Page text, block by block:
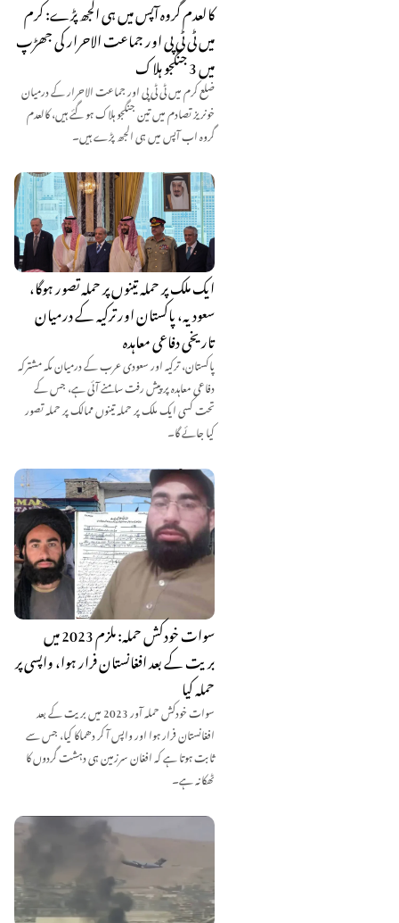
کالعدم گروہ آپس میں ہی الجھ پڑے: کرم
میں ٹی ٹی پی اور جماعت الاحرار کی جھڑپ
میں 3 جنگجو ہلاک
ضلع کرم میں ٹی ٹی پی اور جماعت الاحرار کے درمیان
خونریز تصادم میں تین جنگجو ہلاک ہو گئے ہیں، کالعدم
گروہ اب آپس میں ہی الجھ پڑے ہیں۔
ایک ملک پر حملہ تینوں پر حملہ تصور ہوگا،
سعودیہ، پاکستان اور ترکیہ کے درمیان
تاریخی دفاعی معاہدہ
پاکستان، ترکیہ اور سعودی عرب کے درمیان مکہ مشترکہ
دفاعی معاہدہ پر پیش رفت سامنے آئی ہے، جس کے
تحت کسی ایک ملک پر حملہ تینوں ممالک پر حملہ تصور
کیا جائے گا۔
سوات خودکش حملہ: ملزم 2023 میں
بریت کے بعد افغانستان فرار ہوا، واپسی پر
حملہ کیا
سوات خودکش حملہ آور 2023 میں بریت کے بعد
افغانستان فرار ہوا اور واپس آ کر دھماکا کیا، جس سے
ثابت ہوتا ہے کہ افغان سرزمین ہی دہشت گردوں کا
ٹھکانہ ہے۔